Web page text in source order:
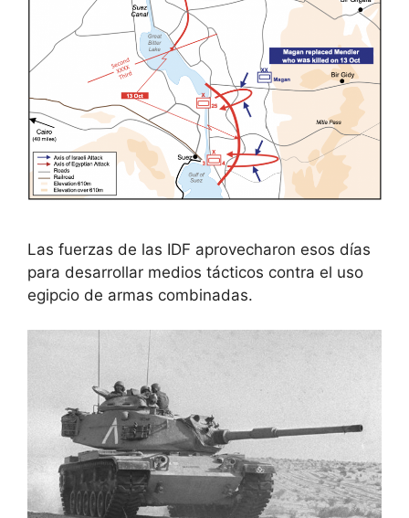
Las fuerzas de las IDF aprovecharon esos días
para desarrollar medios tácticos contra el uso
egipcio de armas combinadas.